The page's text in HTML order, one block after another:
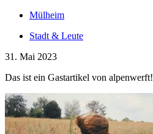
Mülheim
Stadt & Leute
31. Mai 2023
Das ist ein Gastartikel von alpenwerft!